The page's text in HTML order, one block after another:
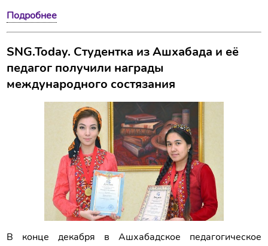
Подробнее
SNG.Today. Студентка из Ашхабада и её
педагог получили награды
международного состязания
В конце декабря в Ашхабадское педагогическое